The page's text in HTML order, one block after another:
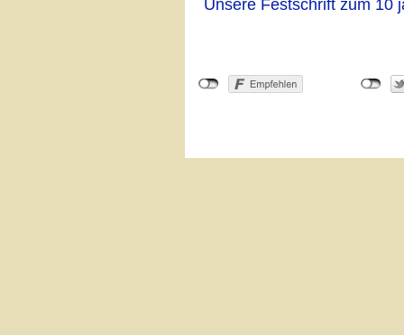
Unsere Festschrift zum 10